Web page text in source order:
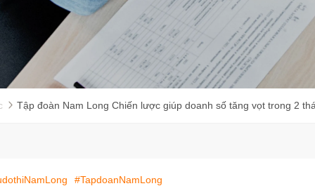
Tập đoàn Nam Long Chiến lược giúp doanh số tăng vọt trong 2
#TapdoanNamLong